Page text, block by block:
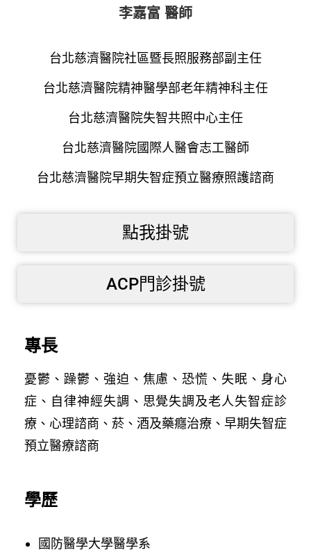
李嘉富 醫師
台北慈濟醫院社區暨長照服務部副主任
台北慈濟醫院精神醫學部老年精神科主任
台北慈濟醫院失智共照中心主任
台北慈濟醫院國際人醫會志工醫師
台北慈濟醫院早期失智症預立醫療照護諮商
點我掛號
ACP門診掛號
專長
憂鬱、躁鬱、強迫、焦慮、恐慌、失眠、身心
症、自律神經失調、思覺失調及老人失智症診
療、心理諮商、菸、酒及藥癮治療、早期失智症
預立醫療諮商
學歷
國防醫學大學醫學系